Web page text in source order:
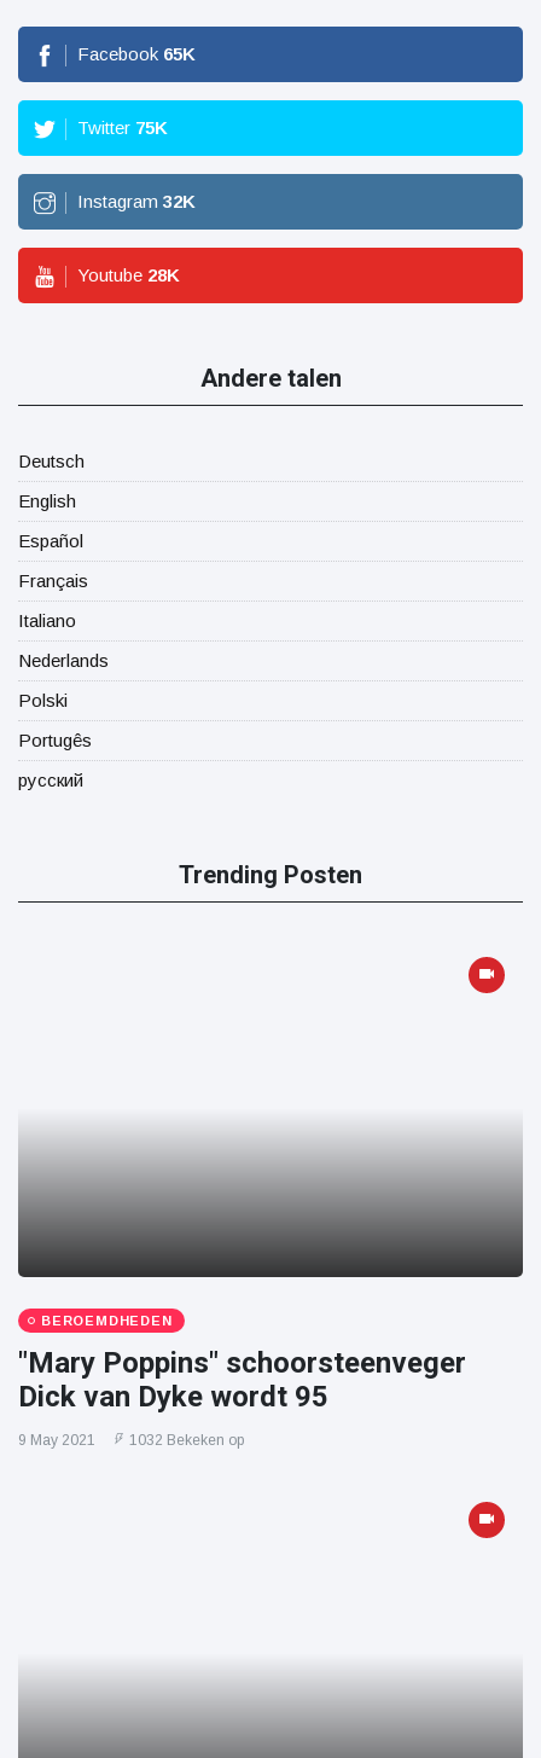
Facebook 65K
Twitter 75K
Instagram 32K
Youtube 28K
Andere talen
Deutsch
English
Español
Français
Italiano
Nederlands
Polski
Portugês
русский
Trending Posten
BEROEMDHEDEN
"Mary Poppins" schoorsteenveger
Dick van Dyke wordt 95
9 May 2021 1032 Bekeken op